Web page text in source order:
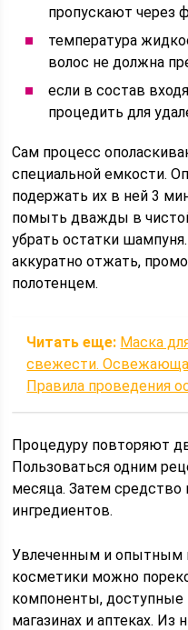
пропускают через
температура
волос не должна
если в состав
процедить для
Сам процесс
специальной емкости.
подержать их в ней 3
помыть дважды в
убрать остатки
аккуратно отжать,
полотенцем.
Читать еще: Маска
свежести.
Правила проведения
Процедуру повторяют
Пользоваться одним
месяца. Затем средство
ингредиентов.
Увлеченным и опытным
косметики можно
компоненты,
магазинах и аптеках. Из